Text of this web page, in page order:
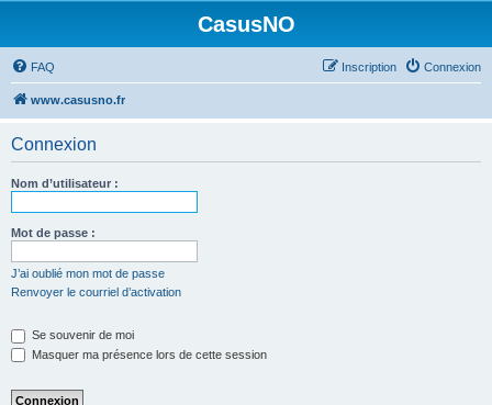
CasusNO
FAQ Connexion
Inscription
www.casusno.fr
Connexion
Nom d’utilisateur :
Mot de passe :
J’ai oublié mon mot de passe
Renvoyer le courriel d’activation
Se souvenir de moi
Masquer ma présence lors de cette session